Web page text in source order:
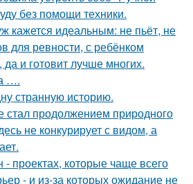
без помощи техники.
кажется идеальным: не пьёт, не
для ревности, с ребёнком
и готовит лучше многих.
….
странную историю.
продолжением природного
не конкурирует с видом, а
проектах, которые чаще всего
- и из-за которых ожидание не